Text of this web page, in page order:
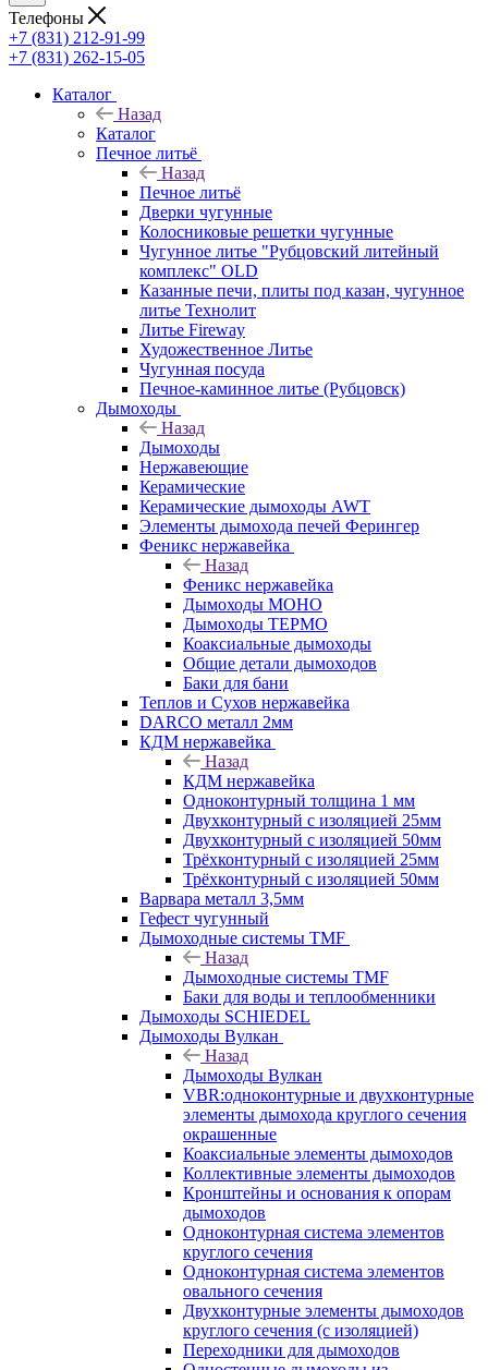
Телефоны
+7 (831) 212-91-99
+7 (831) 262-15-05
Каталог
Назад
Каталог
Печное литьё
Назад
Печное литьё
Дверки чугунные
Колосниковые решетки чугунные
Чугунное литье "Рубцовский литейный
комплекс" OLD
Казанные печи, плиты под казан, чугунное
литье Технолит
Литье Fireway
Художественное Литье
Чугунная посуда
Печное-каминное литье (Рубцовск)
Дымоходы
Назад
Дымоходы
Нержавеющие
Керамические
Керамические дымоходы AWT
Элементы дымохода печей Ферингер
Феникс нержавейка
Назад
Феникс нержавейка
Дымоходы МОНО
Дымоходы ТЕРМО
Коаксиальные дымоходы
Общие детали дымоходов
Баки для бани
Теплов и Сухов нержавейка
DARCO металл 2мм
КДМ нержавейка
Назад
КДМ нержавейка
Одноконтурный толщина 1 мм
Двухконтурный с изоляцией 25мм
Двухконтурный с изоляцией 50мм
Трёхконтурный с изоляцией 25мм
Трёхконтурный с изоляцией 50мм
Варвара металл 3,5мм
Гефест чугунный
Дымоходные системы TMF
Назад
Дымоходные системы TMF
Баки для воды и теплообменники
Дымоходы SCHIEDEL
Дымоходы Вулкан
Назад
Дымоходы Вулкан
VBR:одноконтурные и двухконтурные
элементы дымохода круглого сечения
окрашенные
Коаксиальные элементы дымоходов
Коллективные элементы дымоходов
Кронштейны и основания к опорам
дымоходов
Одноконтурная система элементов
круглого сечения
Одноконтурная система элементов
овального сечения
Двухконтурные элементы дымоходов
круглого сечения (с изоляцией)
Переходники для дымоходов